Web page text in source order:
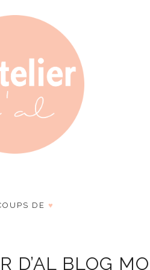
DE ♥
D’AL BLOG